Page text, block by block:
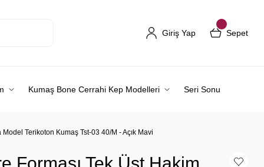
Giriş Yap Sepet
Kumaş Bone Cerrahi Kep Modelleri Seri Sonu
Terikoton Kumaş Tst-03 40/M - Açık Mavi